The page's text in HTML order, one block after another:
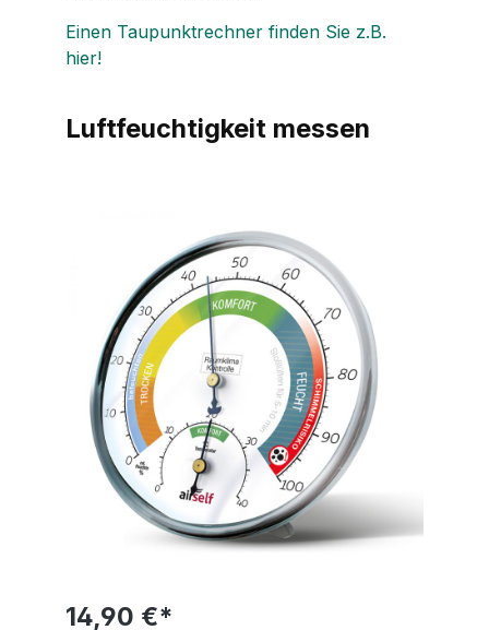
Einen Taupunktrechner finden Sie z.B.
hier!
Luftfeuchtigkeit messen
14,90 €*